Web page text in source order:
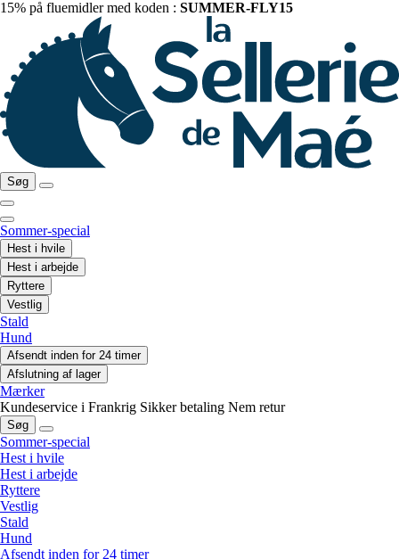
15% på fluemidler med koden : SUMMER-FLY15
Søg
Sommer-special
Hest i hvile
Hest i arbejde
Ryttere
Vestlig
Stald
Hund
Afsendt inden for 24 timer
Afslutning af lager
Mærker
Kundeservice i Frankrig Sikker betaling Nem retur
Søg
Sommer-special
Hest i hvile
Hest i arbejde
Ryttere
Vestlig
Stald
Hund
Afsendt inden for 24 timer